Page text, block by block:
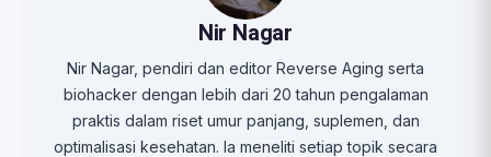
Nir Nagar
Nir Nagar, pendiri dan editor Reverse Aging serta
biohacker dengan lebih dari 20 tahun pengalaman
praktis dalam riset umur panjang, suplemen, dan
optimalisasi kesehatan. Ia meneliti setiap topik secara